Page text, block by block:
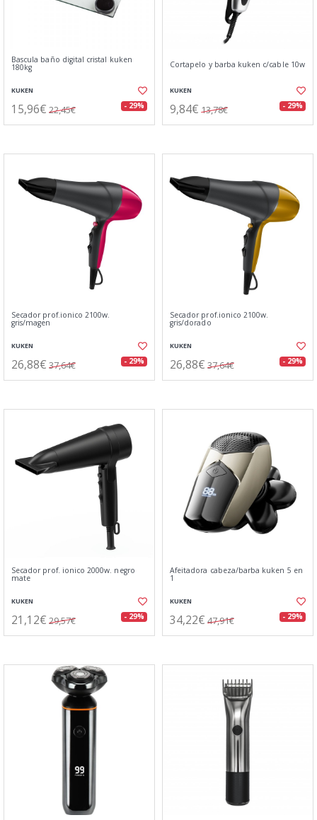
Bascula baño digital cristal kuken
180kg
KUKEN
15,96€ 22,45€ - 29%
Cortapelo y barba kuken c/cable 10w
KUKEN
9,84€ 13,78€ - 29%
Secador prof.ionico 2100w.
gris/magen
KUKEN
26,88€ 37,64€ - 29%
Secador prof.ionico 2100w.
gris/dorado
KUKEN
26,88€ 37,64€ - 29%
Secador prof. ionico 2000w. negro
mate
KUKEN
21,12€ 29,57€ - 29%
Afeitadora cabeza/barba kuken 5 en
1
KUKEN
34,22€ 47,91€ - 29%